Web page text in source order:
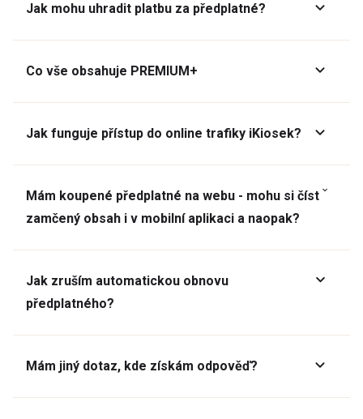
Jak mohu uhradit platbu za předplatné?
Co vše obsahuje PREMIUM+
Jak funguje přístup do online trafiky iKiosek?
Mám koupené předplatné na webu - mohu si číst
zamčený obsah i v mobilní aplikaci a naopak?
Jak zruším automatickou obnovu
předplatného?
Mám jiný dotaz, kde získám odpověď?